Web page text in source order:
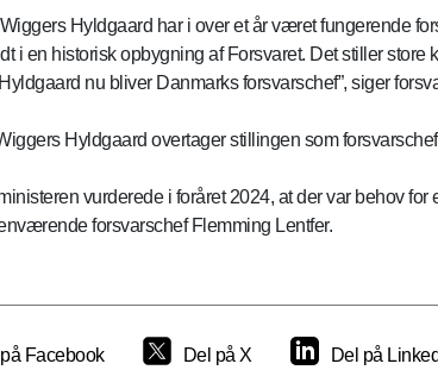
Hyldgaard har i over et år været fungerende
i en historisk opbygning af Forsvaret. Det stiller
nu bliver Danmarks forsvarschef”, siger
Hyldgaard overtager stillingen som
vurderede i foråret 2024, at der var behov
forsvarschef Flemming Lentfer.
Facebook Del på X Del på